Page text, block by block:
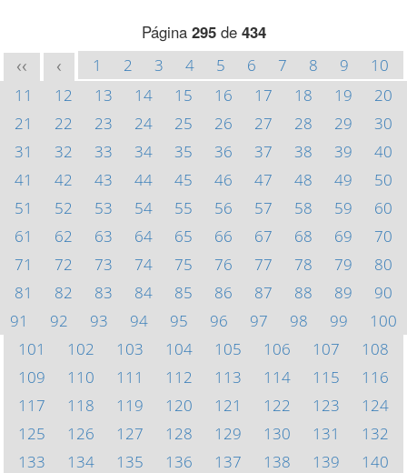
Página 295de 434
<< < 1 2 3 4 5 6 7 8 9
10
11
12 13 14 15 16 17 18 19
20
21
22 23 24 25 26 27 28 29
30
31
32 33 34 35 36 37 38 39
40
41
42 43 44 45 46 47 48 49
50
51
52 53 54 55 56 57 58 59
60
61
62 63 64 65 66 67 68 69
70
71
72 73 74 75 76 77 78 79
80
81
82 83 84 85 86 87 88 89
90
91
92 93 94 95 96 97 98 99
100
101
102 103 104 105 106 107
108
109
110 111 112 113 114 115
116
117
118 119 120 121 122 123
124
125
126 127 128 129 130 131
132
133
134 135 136 137 138 139
140